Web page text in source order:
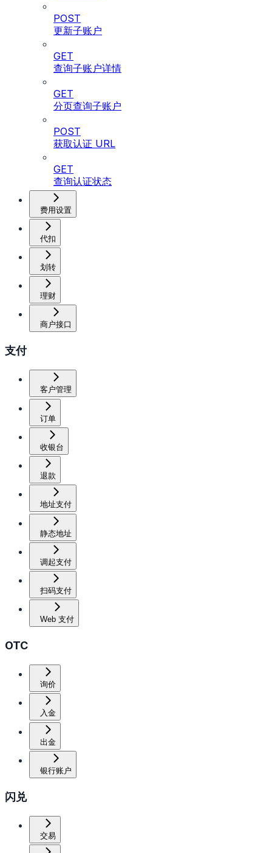
POST
更新子账户
GET
查询子账户详情
GET
分页查询子账户
POST
获取认证 URL
GET
查询认证状态
费用设置
代扣
划转
理财
商户接口
支付
客户管理
订单
收银台
退款
地址支付
静态地址
调起支付
扫码支付
Web 支付
OTC
询价
入金
出金
银行账户
闪兑
交易